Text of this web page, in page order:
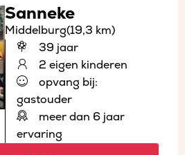
Sanneke
Middelburg(19,3 km)
39 jaar
2 eigen kinderen
opvang bij:
gastouder
meer dan 6 jaar
ervaring